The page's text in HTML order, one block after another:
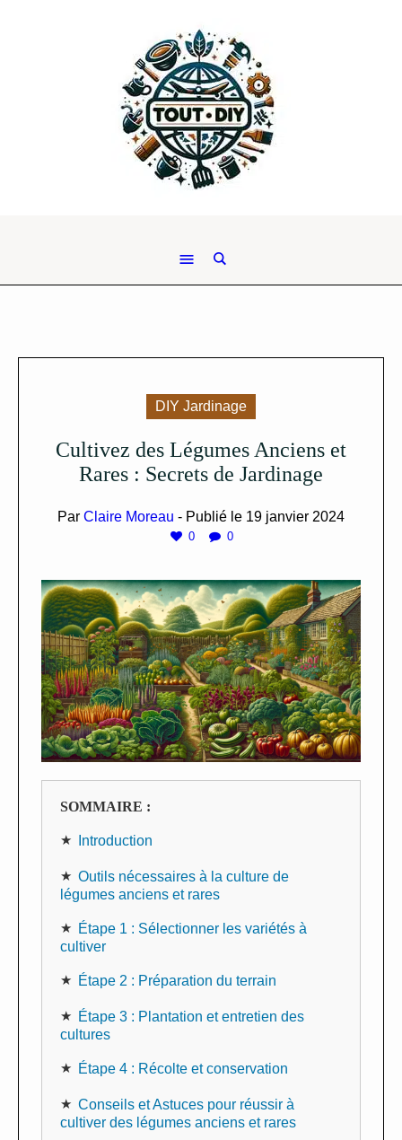
DIY Jardinage
Cultivez des Légumes Anciens et
Rares : Secrets de Jardinage
Par Claire Moreau - Publié le 19 janvier 2024
0 0
SOMMAIRE :
Introduction
Outils nécessaires à la culture de
légumes anciens et rares
Étape 1 : Sélectionner les variétés à
cultiver
Étape 2 : Préparation du terrain
Étape 3 : Plantation et entretien des
cultures
Étape 4 : Récolte et conservation
Conseils et Astuces pour réussir à
cultiver des légumes anciens et rares